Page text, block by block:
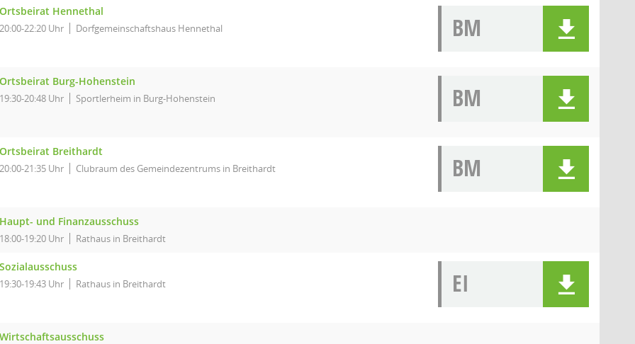
Ortsbeirat Hennethal
20:00-22:20 Uhr Dorfgemeinschaftshaus Hennethal BM
Ortsbeirat Burg-Hohenstein
19:30-20:48 Uhr Sportlerheim in Burg-Hohenstein BM
Ortsbeirat Breithardt
20:00-21:35 Uhr Clubraum des Gemeindezentrums in Breithardt BM
Haupt- und Finanzausschuss
18:00-19:20 Uhr Rathaus in Breithardt
Sozialausschuss
19:30-19:43 Uhr Rathaus in Breithardt EI
Wirtschaftsausschuss